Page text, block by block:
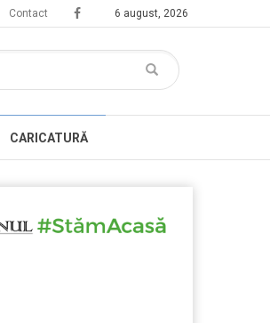
6 august, 2026
Contact
CARICATURĂ